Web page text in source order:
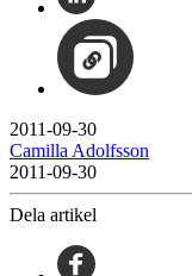
2011-09-30
Camilla Adolfsson
2011-09-30
Dela artikel